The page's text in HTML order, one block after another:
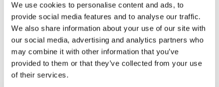
We use cookies to personalise content and ads, to
provide social media features and to analyse our traffic.
We also share information about your use of our site with
our social media, advertising and analytics partners who
may combine it with other information that you’ve
provided to them or that they’ve collected from your use
of their services.